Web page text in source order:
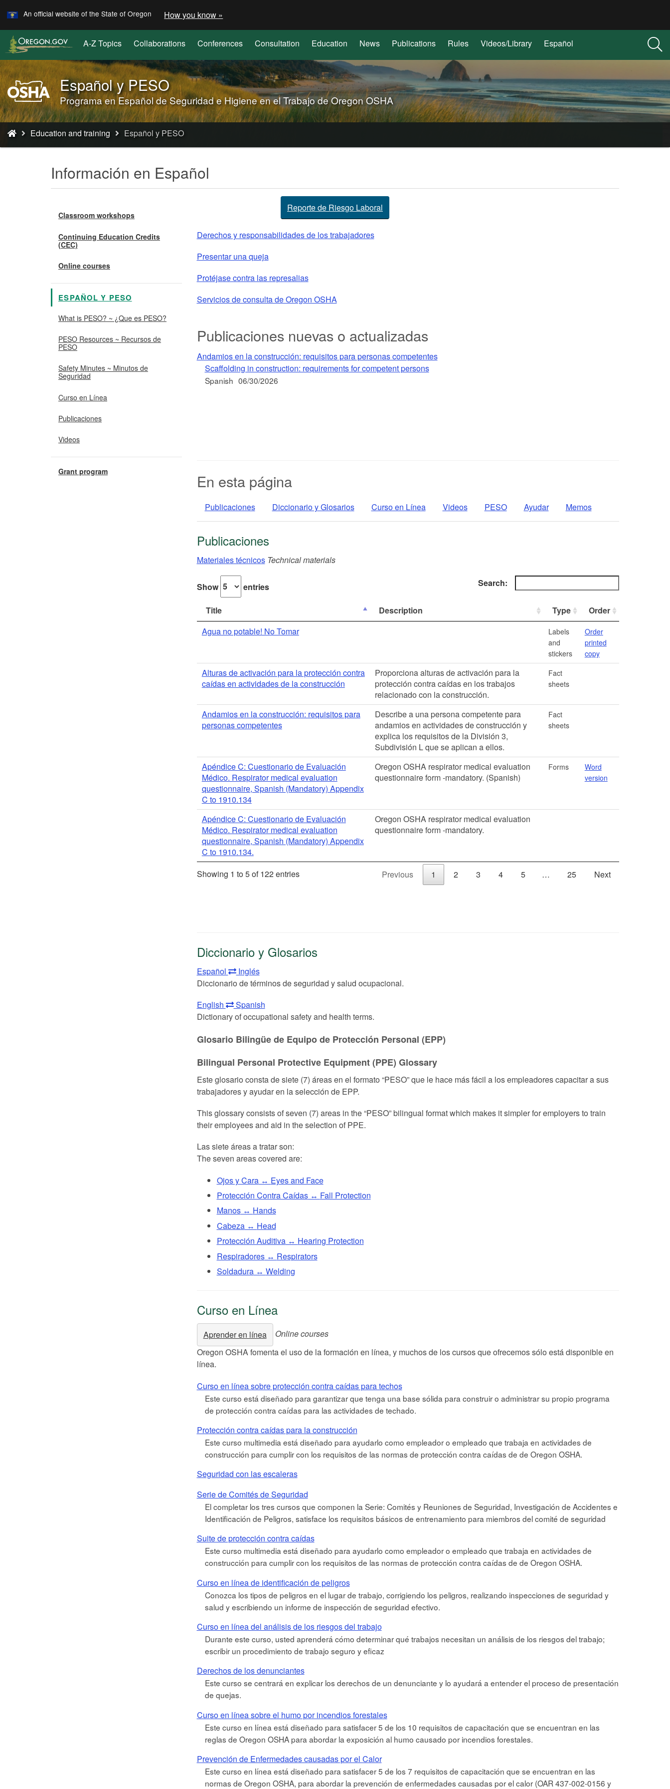
Skip
to
main
content
An official website of the State of Oregon How you know »
identify
a
website)
A-Z Topics Collaborations Conferences Consultation Education News Publications Rules Videos/Library Español
Oregon
OSHA
Home
Page
Español y PESO
Programa en Español de Seguridad e Higiene en el Trabajo de Oregon OSHA
You
are
here:
Education and training Español y PESO
Información en Español
Classroom workshops
Continuing Education Credits
(CEC)
Online courses
ESPAÑOL Y PESO
What is PESO? ~ ¿Que es PESO?
PESO Resources ~ Recursos de
PESO
Safety Minutes ~ Minutos de
Seguridad
Curso en Línea
Publicaciones
Videos
Grant program
Reporte de Riesgo Laboral
Derechos y responsabilidades de los trabajadores
Presentar una queja
Protéjase contra las represalias
Servicios de consulta de Oregon OSHA
Publicaciones nuevas o actualizadas
Andamios en la construcción: requisitos para personas competentes
Scaffolding in construction: requirements for competent persons
Spanish 06/30/2026
En esta página
Publicaciones Diccionario y Glosarios Curso en Línea Videos PESO Ayudar Memos
Publicaciones
Materiales técnicos Technical materials
Show entries Search:
Title Description Type
Order
Agua no potable! No Tomar
Labels
and
stickers
Order
printed
copy
Alturas de activación para la protección contra
caídas en actividades de la construcción
Proporciona alturas de activación para la
protección contra caídas en los trabajos
relacionado con la construcción.
Fact
sheets
Andamios en la construcción: requisitos para
personas competentes
Describe a una persona competente para
andamios en actividades de construcción y
explica los requisitos de la División 3,
Subdivisión L que se aplican a ellos.
Fact
sheets
Apéndice C: Cuestionario de Evaluación
Médico. Respirator medical evaluation
questionnaire, Spanish (Mandatory) Appendix
C to 1910.134
Oregon OSHA respirator medical evaluation
questionnaire form -mandatory. (Spanish)
Forms
Word
version
Apéndice C: Cuestionario de Evaluación
Médico. Respirator medical evaluation
questionnaire, Spanish (Mandatory) Appendix
C to 1910.134.
Oregon OSHA respirator medical evaluation
questionnaire form -mandatory.
Showing 1 to 5 of 122 entries Previous 1 2 3 4 5 … 25 Next
Diccionario y Glosarios
Español
Inglés
Diccionario de términos de seguridad y salud ocupacional.
English
Spanish
Dictionary of occupational safety and health terms.
Glosario Bilingüe de Equipo de Protección Personal (EPP)
Bilingual Personal Protective Equipment (PPE) Glossary
Este glosario consta de siete (7) áreas en el formato “PESO” que le hace más fácil a los empleadores capacitar a sus
trabajadores y ayudar en la selección de EPP.
This glossary consists of seven (7) areas in the “PESO” bilingual format which makes it simpler for employers to train
their employees and aid in the selection of PPE.
Las siete áreas a tratar son:
The seven areas covered are:
Ojos y Cara↔ Eyes and Face
Protección Contra Caídas↔ Fall Protection
Manos↔ Hands
Cabeza↔ Head
Protección Auditiva↔ Hearing Protection
Respiradores↔ Respirators
Soldadura↔ Welding
Curso en Línea
Aprender en línea
Online courses
Oregon OSHA fomenta el uso de la formación en línea, y muchos de los cursos que ofrecemos sólo está disponible en
línea.
Curso en línea sobre protección contra caídas para techos
Este curso está diseñado para garantizar que tenga una base sólida para construir o administrar su propio programa
de protección contra caídas para las actividades de techado.
Protección contra caídas para la construcción
Este curso multimedia está diseñado para ayudarlo como empleador o empleado que trabaja en actividades de
construcción para cumplir con los requisitos de las normas de protección contra caídas de de Oregon OSHA.
Seguridad con las escaleras
Serie de Comités de Seguridad
El completar los tres cursos que componen la Serie: Comités y Reuniones de Seguridad, Investigación de Accidentes e
Identificación de Peligros, satisface los requisitos básicos de entrenamiento para miembros del comité de seguridad
Suite de protección contra caídas
Este curso multimedia está diseñado para ayudarlo como empleador o empleado que trabaja en actividades de
construcción para cumplir con los requisitos de las normas de protección contra caídas de de Oregon OSHA.
Curso en línea de identificación de peligros
Conozca los tipos de peligros en el lugar de trabajo, corrigiendo los peligros, realizando inspecciones de seguridad y
salud y escribiendo un informe de inspección de seguridad efectivo.
Curso en línea del análisis de los riesgos del trabajo
Durante este curso, usted aprenderá cómo determinar qué trabajos necesitan un análisis de los riesgos del trabajo;
escribir un procedimiento de trabajo seguro y eficaz
Derechos de los denunciantes
Este curso se centrará en explicar los derechos de un denunciante y lo ayudará a entender el proceso de presentación
de quejas.
Curso en línea sobre el humo por incendios forestales
Este curso en línea está diseñado para satisfacer 5 de los 10 requisitos de capacitación que se encuentran en las
reglas de Oregon OSHA para abordar la exposición al humo causado por incendios forestales.
Prevención de Enfermedades causadas por el Calor
Este curso en línea está diseñado para satisfacer 5 de los 7 requisitos de capacitación que se encuentran en las
normas de Oregon OSHA, para abordar la prevención de enfermedades causadas por el calor (OAR 437-002-0156 y